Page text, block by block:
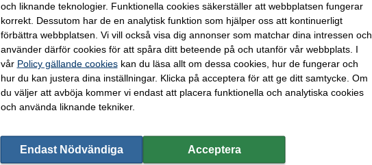
och liknande teknologier. Funktionella cookies säkerställer att webbplatsen fungerar
korrekt. Dessutom har de en analytisk funktion som hjälper oss att kontinuerligt
förbättra webbplatsen. Vi vill också visa dig annonser som matchar dina intressen och
använder därför cookies för att spåra ditt beteende på och utanför vår webbplats. I
vår Policy gällande cookieskan du läsa allt om dessa cookies, hur de fungerar och
hur du kan justera dina inställningar. Klicka på acceptera för att ge ditt samtycke. Om
du väljer att avböja kommer vi endast att placera funktionella och analytiska cookies
och använda liknande tekniker.
Endast Nödvändiga Acceptera